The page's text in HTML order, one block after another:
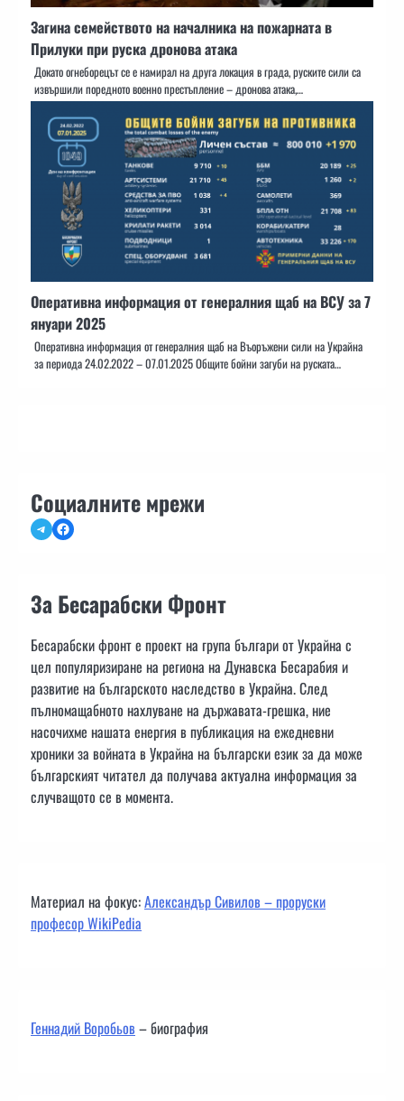
Загина семейството на началника на пожарната в
Прилуки при руска дронова атака
Докато огнеборецът се е намирал на друга локация в града, руските сили са
извършили поредното военно престъпление – дронова атака,…
Оперативна информация от генералния щаб на ВСУ за 7
януари 2025
Оперативна информация от генералния щаб на Въоръжени сили на Украйна
за периода 24.02.2022 – 07.01.2025 Общите бойни загуби на руската…
Социалните мрежи
TelegramFacebook
За Бесарабски Фронт
Бесарабски фронт е проект на група българи от Украйна с
цел популяризиране на региона на Дунавска Бесарабия и
развитие на българското наследство в Украйна. След
пълномащабното нахлуване на държавата-грешка, ние
насочихме нашата енергия в публикация на ежедневни
хроники за войната в Украйна на български език за да може
българският читател да получава актуална информация за
случващото се в момента.
Материал на фокус:Александър Сивилов – проруски
професор WikiPedia
Геннадий Воробьов– биография